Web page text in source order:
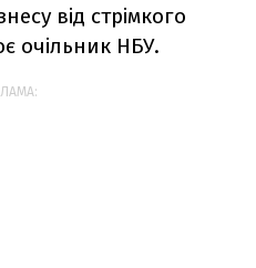
від стрімкого
очільник НБУ.